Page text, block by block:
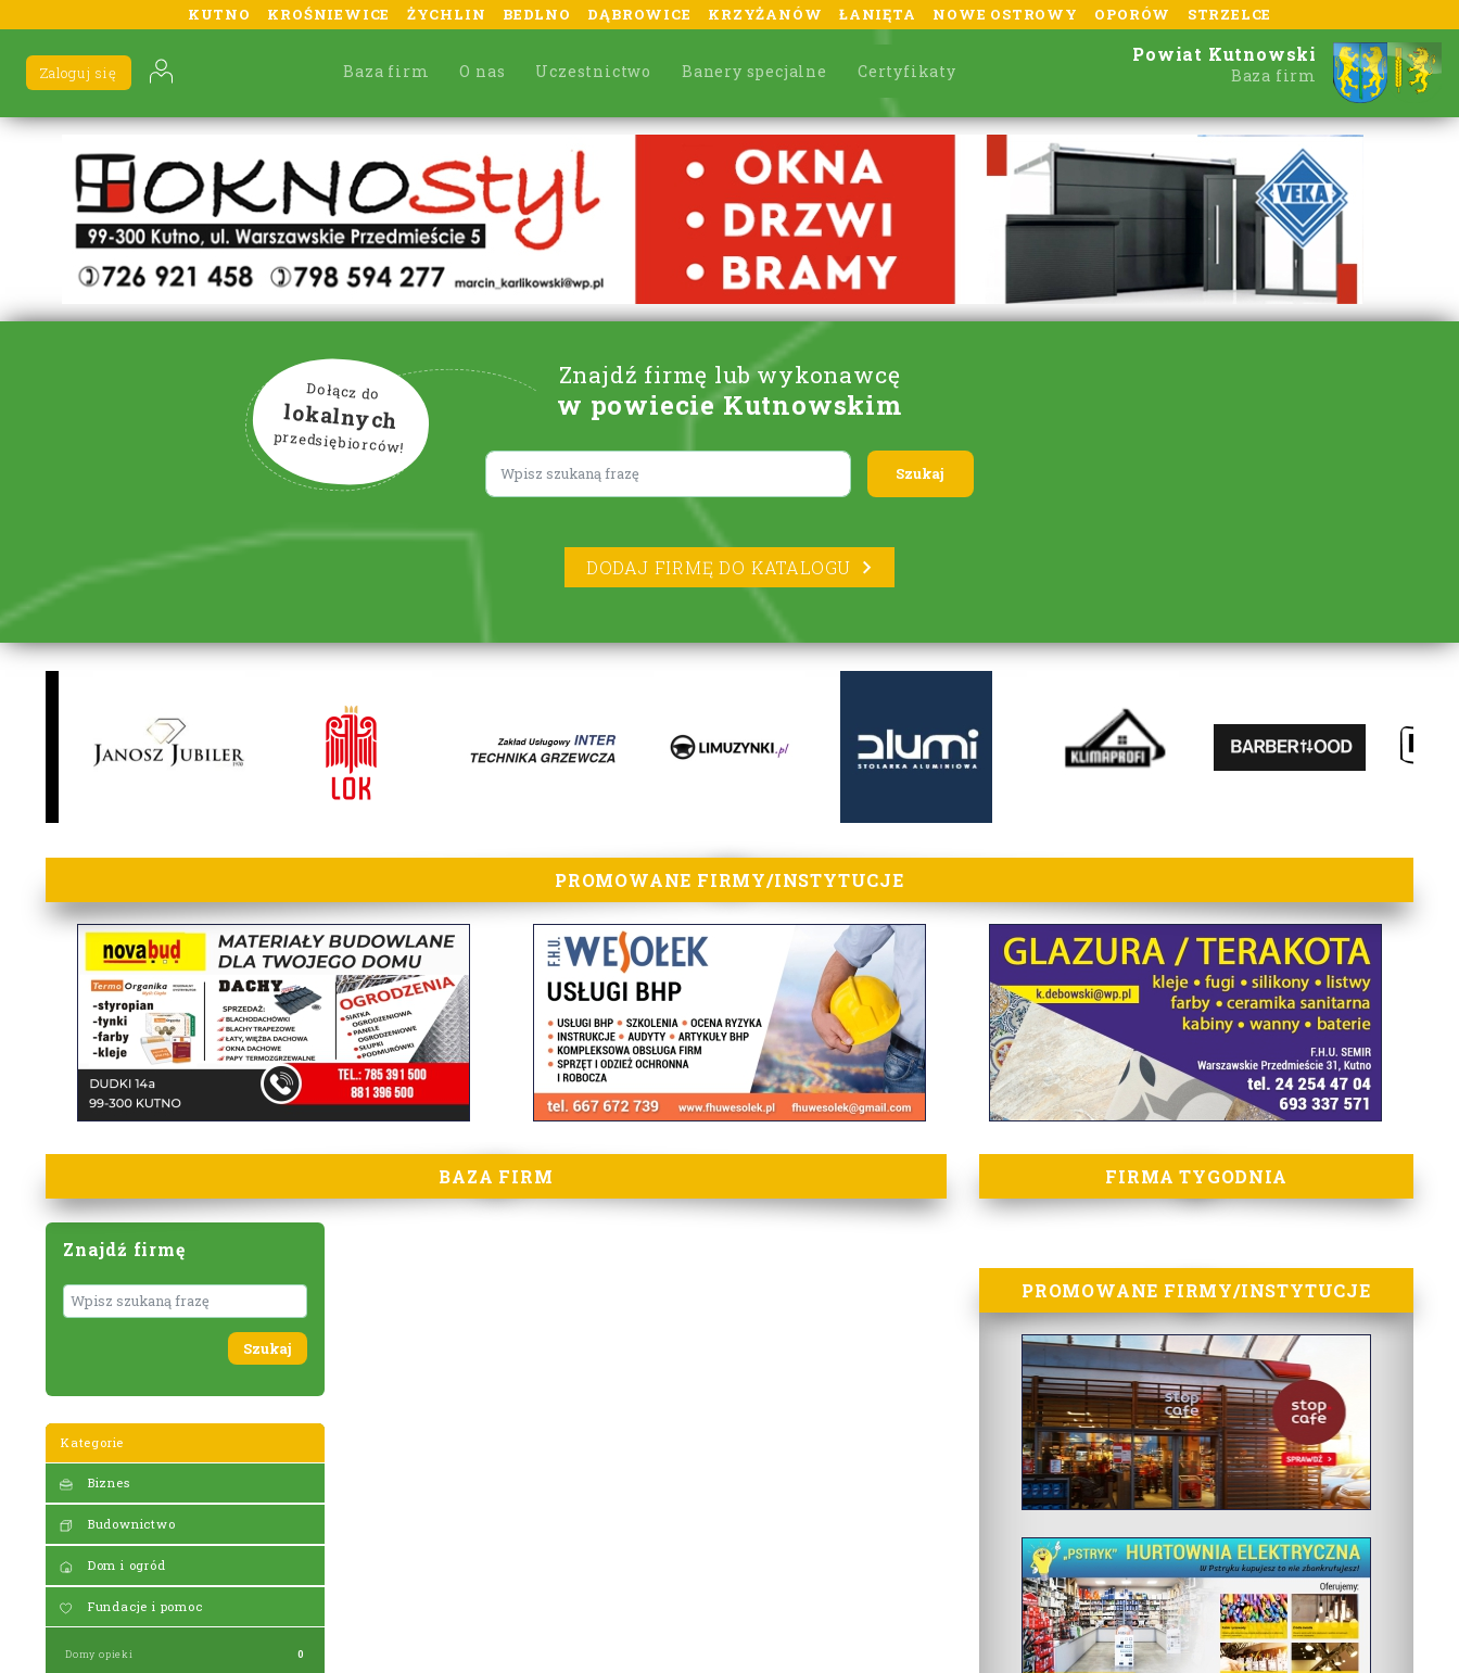
KUTNO KROŚNIEWICE ŻYCHLIN BEDLNO DĄBROWICE KRZYŻANÓW ŁANIĘTA NOWE OSTROWY OPORÓW STRZELCE
Baza firm O nas Uczestnictwo Banery specjalne Certyfikaty
Zaloguj się
Powiat Kutnowski
Baza firm
Znajdź firmę lub wykonawcę
w powiecie Kutnowskim
Dołącz do
lokalnych
przedsiębiorców!
Lorem ipsum
DODAJ FIRMĘ DO KATALOGU
lorem ipsum
PROMOWANE FIRMY/INSTYTUCJE
BAZA FIRM
Znajdź firmę
Wyszukaj
Kategorie
Biznes
Budownictwo
Dom i ogród
Fundacje i pomoc
Domy opieki 0
FIRMA TYGODNIA
PROMOWANE FIRMY/INSTYTUCJE